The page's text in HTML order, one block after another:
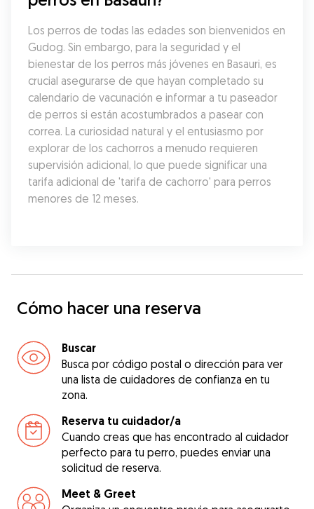
Los perros de todas las edades son bienvenidos en
Gudog. Sin embargo, para la seguridad y el
bienestar de los perros más jóvenes en Basauri, es
crucial asegurarse de que hayan completado su
calendario de vacunación e informar a tu paseador
de perros si están acostumbrados a pasear con
correa. La curiosidad natural y el entusiasmo por
explorar de los cachorros a menudo requieren
supervisión adicional, lo que puede significar una
tarifa adicional de 'tarifa de cachorro' para perros
menores de 12 meses.
Cómo hacer una reserva
Buscar
Busca por código postal o dirección para ver
una lista de cuidadores de confianza en tu
zona.
Reserva tu cuidador/a
Cuando creas que has encontrado al cuidador
perfecto para tu perro, puedes enviar una
solicitud de reserva.
Meet & Greet